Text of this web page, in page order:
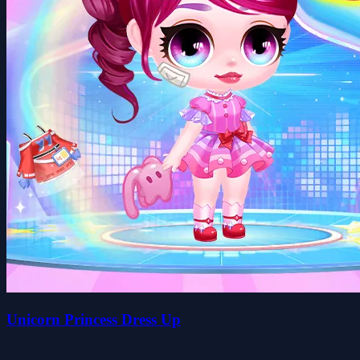
Unicorn Princess Dress Up